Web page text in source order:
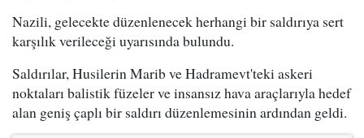
Nazili, gelecekte düzenlenecek herhangi bir saldırıya sert
karşılık verileceği uyarısında bulundu.
Saldırılar, Husilerin Marib ve Hadramevt'teki askeri
noktaları balistik füzeler ve insansız hava araçlarıyla hedef
alan geniş çaplı bir saldırı düzenlemesinin ardından geldi.